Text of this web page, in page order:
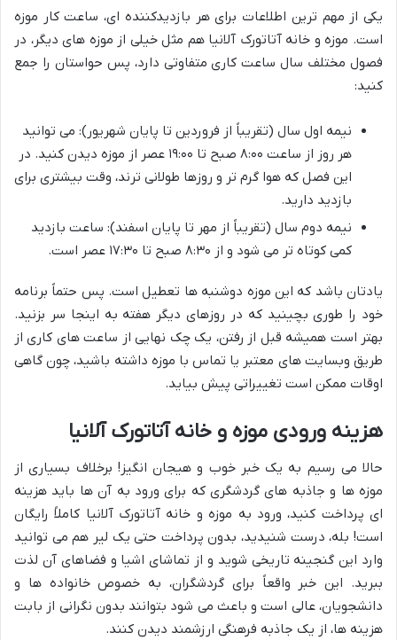
یکی از مهم ترین اطلاعات برای هر بازدیدکننده ای، ساعت کار موزه
است. موزه و خانه آتاتورک آلانیا هم مثل خیلی از موزه های دیگر، در
فصول مختلف سال ساعت کاری متفاوتی دارد، پس حواستان را جمع
کنید:
نیمه اول سال (تقریباً از فروردین تا پایان شهریور): می توانید
هر روز از ساعت ۸:۰۰ صبح تا ۱۹:۰۰ عصر
از موزه دیدن کنید. در
این فصل که هوا گرم تر و روزها طولانی ترند، وقت بیشتری برای
بازدید دارید.
نیمه دوم سال (تقریباً از مهر تا پایان اسفند): ساعت بازدید
کمی کوتاه تر می شود و از ۸:۳۰ صبح تا ۱۷:۳۰ عصر است.
یادتان باشد که این موزه دوشنبه ها تعطیلاست. پس حتماً برنامه
خود را طوری بچینید که در روزهای دیگر هفته به اینجا سر بزنید.
بهتر است همیشه قبل از رفتن، یک چک نهایی از ساعت های کاری از
طریق وبسایت های معتبر یا تماس با موزه داشته باشید، چون گاهی
اوقات ممکن است تغییراتی پیش بیاید.
هزینه ورودی موزه و خانه آتاتورک آلانیا
حالا می رسیم به یک خبر خوب و هیجان انگیز! برخلاف بسیاری از
موزه ها و جاذبه های گردشگری که برای ورود به آن ها باید هزینه
ای پرداخت کنید، ورود به موزه و خانه آتاتورک آلانیا کاملاً رایگان
است! بله، درست شنیدید، بدون پرداخت حتی یک لیر هم می توانید
وارد این گنجینه تاریخی شوید و از تماشای اشیا و فضاهای آن لذت
ببرید. این خبر واقعاً برای گردشگران، به خصوص خانواده ها و
دانشجویان، عالی است و باعث می شود بتوانند بدون نگرانی از بابت
هزینه ها، از یک جاذبه فرهنگی ارزشمند دیدن کنند.